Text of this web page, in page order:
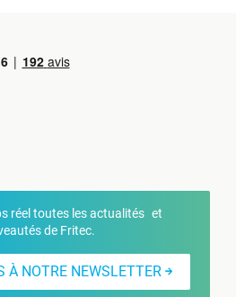
réel toutes les actualités et
de Fritec.
À NOTRE NEWSLETTER